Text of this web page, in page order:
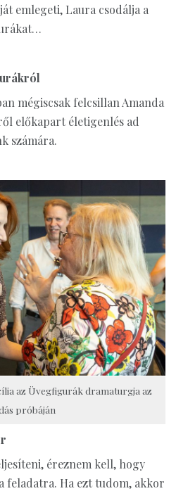
emlegeti, Laura csodálja a
mégiscsak felcsillan Amanda
előkapart életigenlés ad
számára.
az Üvegfigurák dramaturgja az
próbáján
éreznem kell, hogy
feladatra. Ha ezt tudom, akkor